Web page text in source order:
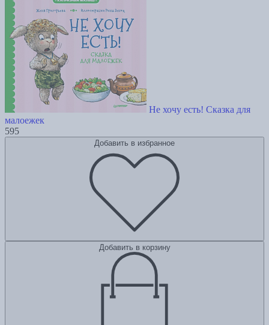
Не хочу есть! Сказка для
малоежек
595
Добавить в избранное
Добавить в корзину